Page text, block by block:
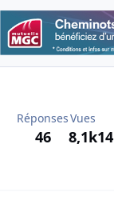
Réponses
46
Vues
8,1k